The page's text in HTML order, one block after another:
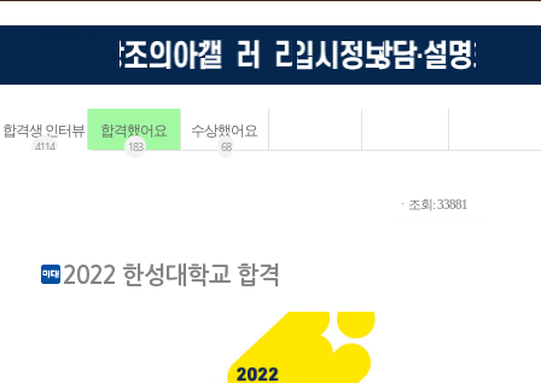
합격생 인터뷰
4114
합격했어요
183
수상했어요
68
ㆍ조회: 33881
2022 한성대학교 합격